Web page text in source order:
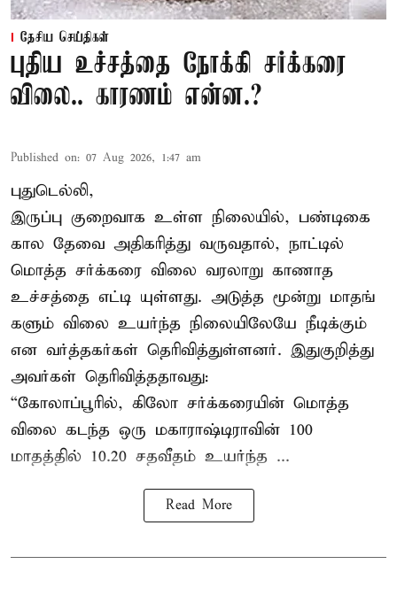
தேசிய செய்திகள்
புதிய உச்சத்தை நோக்கி சர்க்கரை
விலை.. காரணம் என்ன.?
Published on: 07 Aug 2026, 1:47 am
புதுடெல்லி,
இருப்பு குறைவாக உள்ள நிலையில், பண்டிகை
கால தேவை அதிகரித்து வருவதால், நாட்டில்
மொத்த சர்க்கரை விலை வரலாறு காணாத
உச்சத்தை எட்டி யுள்ளது. அடுத்த மூன்று மாதங்
களும் விலை உயர்ந்த நிலையிலேயே நீடிக்கும்
என வர்த்தகர்கள் தெரிவித்துள்ளனர். இதுகுறித்து
அவர்கள் தெரிவித்ததாவது:
“கோலாப்பூரில், கிலோ சர்க்கரையின் மொத்த
விலை கடந்த ஒரு மகாராஷ்டிராவின் 100
மாதத்தில் 10.20 சதவீதம் உயர்ந்த ...
Read More